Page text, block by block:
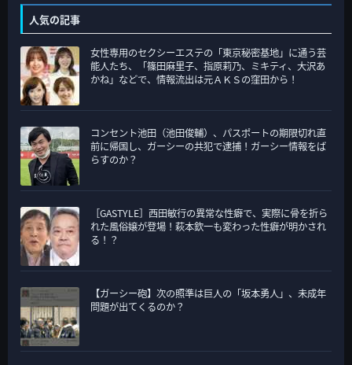
リ
ー
人気の記事
女性専用のセクシーエステの「東京秘密基地」に通う芸
能人たち、「篠田麻里子、指原莉乃、ミキティ、大沢あ
かね」などで、情報流出は元ＡＫＳの窪田から！
コンセント池田（池田俊輔）、パスポートの期限切れ直
前に帰国し、ガーシーの共犯で逮捕！ガーシー情報をば
らすのか？
［GASTYLE］西田敏行の異常な性癖で、実際に骨を折ら
れた風俗嬢が登場！萩本欽一も変わった性癖が明かされ
る！？
【ガーシー砲】次の照準は巨人の「坂本勇人」、未成年
問題が出てくるのか？